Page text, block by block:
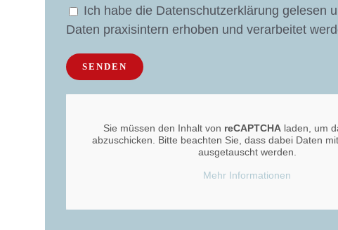
Ich habe die Datenschutzerklärung gelesen
Daten praxisintern erhoben und verarbeitet
Sie müssen den Inhalt von reCAPTCHA laden, um
abzuschicken. Bitte beachten Sie, dass dabei Daten
ausgetauscht werden.
Mehr Informationen